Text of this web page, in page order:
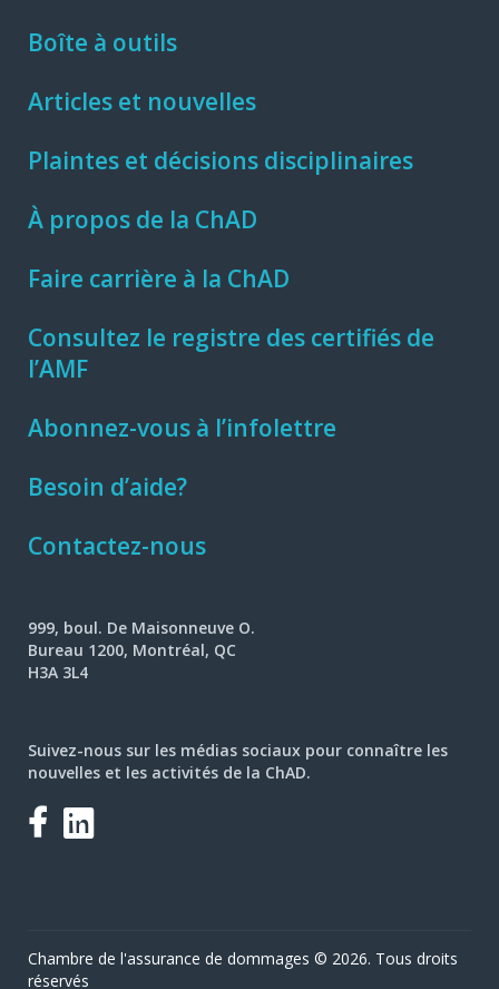
Boîte à outils
Articles et nouvelles
Plaintes et décisions disciplinaires
À propos de la ChAD
Faire carrière à la ChAD
Consultez le registre des certifiés de
l’AMF
Abonnez-vous à l’infolettre
Besoin d’aide?
Contactez-nous
999, boul. De Maisonneuve O.
Bureau 1200, Montréal, QC
H3A 3L4
Suivez-nous sur les médias sociaux pour connaître les
nouvelles et les activités de la ChAD.
Facebook
LinkedIn
Chambre de l'assurance de dommages © 2026. Tous droits
réservés